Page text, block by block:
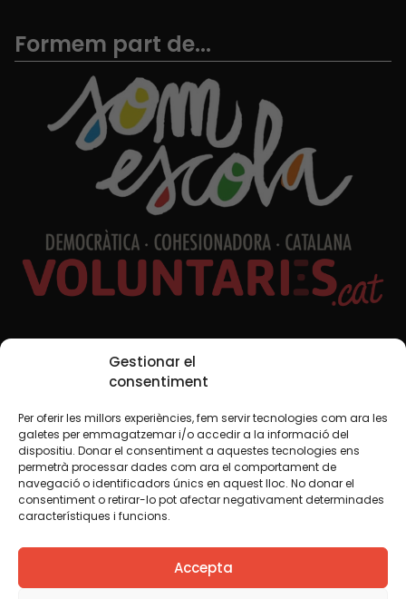
Gestionar el
consentiment
Per oferir les millors experiències, fem servir tecnologies com ara les
galetes per emmagatzemar i/o accedir a la informació del
dispositiu. Donar el consentiment a aquestes tecnologies ens
permetrà processar dades com ara el comportament de
navegació o identificadors únics en aquest lloc. No donar el
consentiment o retirar-lo pot afectar negativament determinades
característiques i funcions.
Accepta
Formem part de...
Xarxes Socials
TWT YTB IG FB IN
Avís legalPolítica de cookies
Creiem que el coneixement s’ha de compartir. Per això
fem servir una llicència Creative Commons, llevat que en
algun material indiquem el contrari. Us animem a copiar,